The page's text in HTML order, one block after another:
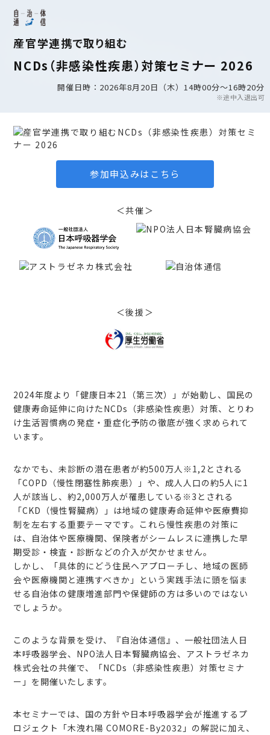
産官学連携で取り組む
NCDs（非感染性疾患）対策セミナー 2026
開催日時：2026年8月20日（木）14時00分～16時20分
※途中入退出可
参加申込みはこちら
＜共催＞
＜後援＞
2024年度より「健康日本21（第三次）」が始動し、国民の
健康寿命延伸に向けたNCDs（非感染性疾患）対策、とりわ
け生活習慣病の発症・重症化予防の徹底が強く求められて
います。
なかでも、未診断の潜在患者が約500万人※1,2とされる
「COPD（慢性閉塞性肺疾患）」や、成人人口の約5人に1
人が該当し、約2,000万人が罹患している※3とされる
「CKD（慢性腎臓病）」は地域の健康寿命延伸や医療費抑
制を左右する重要テーマです。これら慢性疾患の対策に
は、自治体や医療機関、保険者がシームレスに連携した早
期受診・検査・診断などの介入が欠かせません。
しかし、「具体的にどう住民へアプローチし、地域の医師
会や医療機関と連携すべきか」という実践手法に頭を悩ま
せる自治体の健康増進部門や保健師の方は多いのではない
でしょうか。
このような背景を受け、『自治体通信』、一般社団法人日
本呼吸器学会、NPO法人日本腎臓病協会、アストラゼネカ
株式会社の共催で、「NCDs（非感染性疾患）対策セミナ
ー」を開催いたします。
本セミナーでは、国の方針や日本呼吸器学会が推進するプ
ロジェクト「木洩れ陽 COMORE-By2032」の解説に加え、